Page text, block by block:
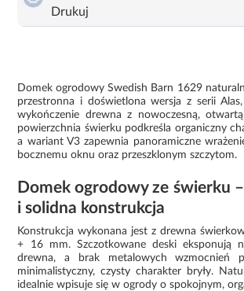
Drukuj
Domek ogrodowy Swedish Barn 1629
przestronna i doświetlona wersja z serii Alas,
wykończenie drewna z nowoczesną,
powierzchnia świerku podkreśla organiczny
a wariant V3 zapewnia panoramiczne
bocznemu oknu oraz przeszklonym szczytom.
Domek ogrodowy ze świerku
i solidna konstrukcja
Konstrukcja wykonana jest z drewna
+ 16 mm. Szczotkowane deski eksponują
drewna, a brak metalowych wzmocnień
minimalistyczny, czysty charakter bryły.
idealnie wpisuje się w ogrody o spokojnym,